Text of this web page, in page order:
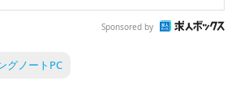
Sponsored by
グノートPC